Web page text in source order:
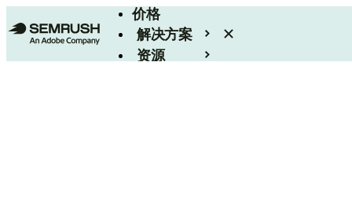
价格
解决方案
资源